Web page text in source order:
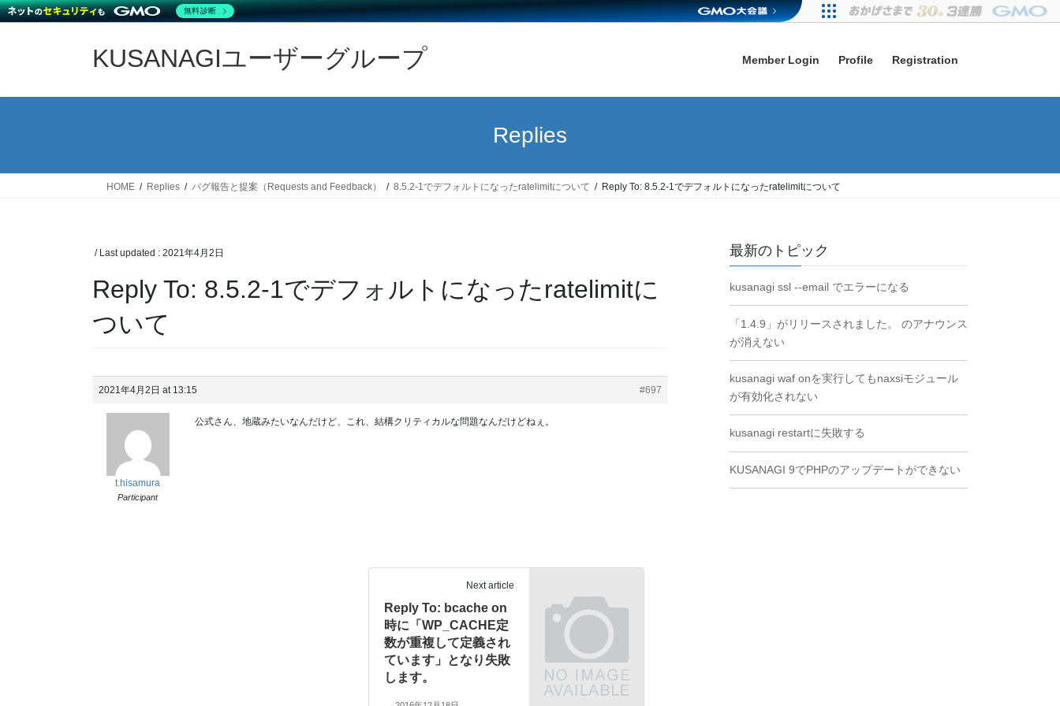
KUSANAGIユーザーグループ Member Login Profile Registration
Replies
HOME Replies バグ報告と提案（Requests and Feedback） 8.5.2-1でデフォルトになったratelimitについて Reply To: 8.5.2-1でデフォルトになったratelimitについて
/ Last updated : 2021年4月2日
Reply To: 8.5.2-1でデフォルトになったratelimitに
ついて
2021年4月2日 at 13:15 #697
t.hisamura
Participant
公式さん、地蔵みたいなんだけど、これ、結構クリティカルな問題なんだけどねぇ。
Next article
Reply To: bcache on
時に「WP_CACHE定
数が重複して定義され
ています」となり失敗
します。
最新のトピック
kusanagi ssl --email でエラーになる
「1.4.9」がリリースされました。 のアナウンス
が消えない
kusanagi waf onを実行してもnaxsiモジュール
が有効化されない
kusanagi restartに失敗する
KUSANAGI 9でPHPのアップデートができない
無料診断